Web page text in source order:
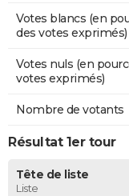
Votes blancs (en
des votes exprimés)
Votes nuls (en
votes exprimés)
Nombre de votants
Résultat 1er tour
Tête de liste
Liste